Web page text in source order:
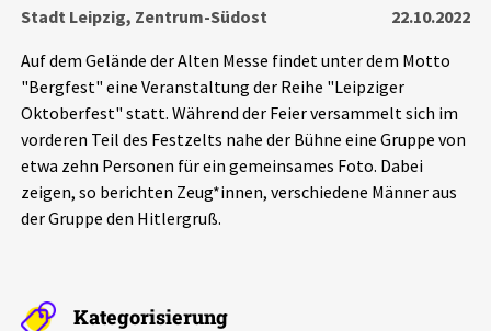
Leipziger Zustände
Schlaglichter
Phänomene
Aktuelles
Stadt Leipzig, Zentrum-Südost
22.10.2022
Auf dem Gelände der Alten Messe findet unter dem Motto
"Bergfest" eine Veranstaltung der Reihe "Leipziger
Oktoberfest" statt. Während der Feier versammelt sich im
vorderen Teil des Festzelts nahe der Bühne eine Gruppe von
etwa zehn Personen für ein gemeinsames Foto. Dabei
zeigen, so berichten Zeug*innen, verschiedene Männer aus
der Gruppe den Hitlergruß.
Kategorisierung